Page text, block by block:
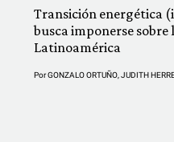
Transición energética
busca imponerse
Latinoamérica
PorGONZALO ORTUÑO JUDITH